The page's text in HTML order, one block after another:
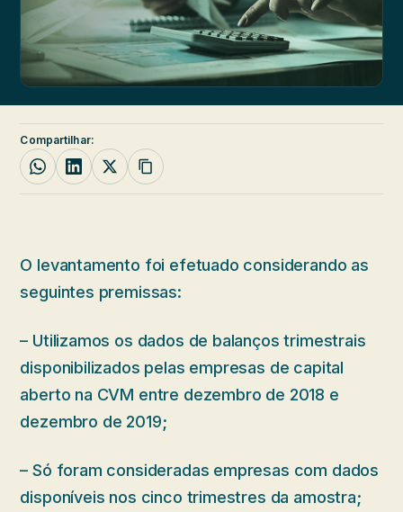
Compartilhar:
O levantamento foi efetuado considerando as
seguintes premissas:
– Utilizamos os dados de balanços trimestrais
disponibilizados pelas empresas de capital
aberto na CVM entre dezembro de 2018 e
dezembro de 2019;
– Só foram consideradas empresas com dados
disponíveis nos cinco trimestres da amostra;